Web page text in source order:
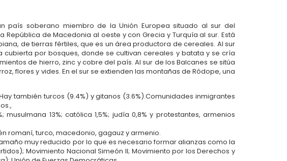
país soberano miembro de la Unión Europea situado al sur del
de Macedonia al oeste y con Grecia y Turquía al sur. Está
de tierras fértiles, que es un área productora de cereales. Al sur
por bosques, donde se cultivan cereales y batata y se cría
de hierro, zinc y cobre del país. Al sur de los Balcanes se sitúa
flores y vides. En el sur se extienden las montañas de Ródope, una
también turcos (9.4%) y gitanos (3.6%).Comunidades inmigrantes
13%; católica 1,5%; judía 0,8% y protestantes, armenios
romaní, turco, macedonio, gagauz y armenio.
muy reducido por lo que es necesario formar alianzas como la
Movimiento Nacional Simeón II; Movimiento por los Derechos y